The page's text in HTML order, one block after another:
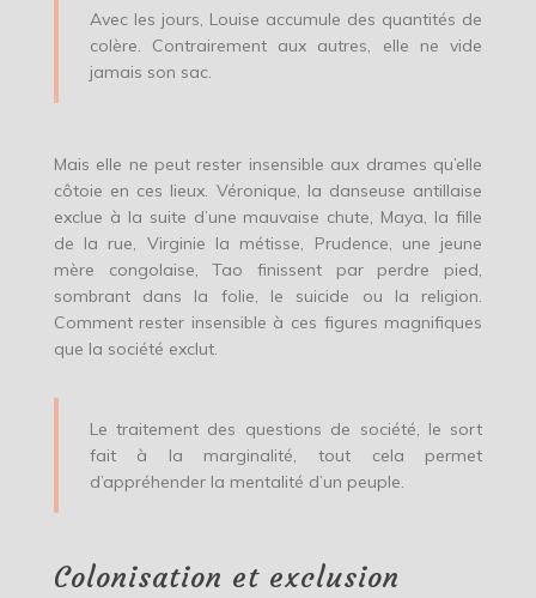
Avec les jours, Louise accumule des quantités de
colère. Contrairement aux autres, elle ne vide
jamais son sac.
Mais elle ne peut rester insensible aux drames qu’elle
côtoie en ces lieux. Véronique, la danseuse antillaise
exclue à la suite d’une mauvaise chute, Maya, la fille
de la rue, Virginie la métisse, Prudence, une jeune
mère congolaise, Tao finissent par perdre pied,
sombrant dans la folie, le suicide ou la religion.
Comment rester insensible à ces figures magnifiques
que la société exclut.
Le traitement des questions de société, le sort
fait à la marginalité, tout cela permet
d’appréhender la mentalité d’un peuple.
Colonisation et exclusion